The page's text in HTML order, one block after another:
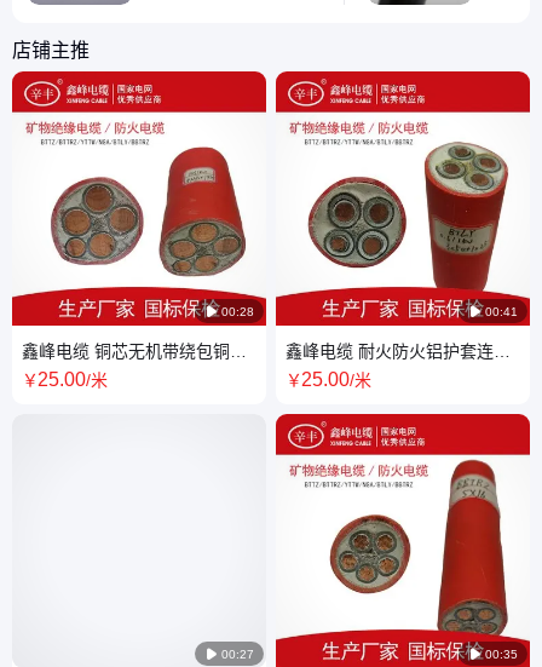
耐热、耐火性能，有效提
升了整个商业中心的电气
安全等级。定制化的服务
更满足了商业中心复杂的
电力系统需求，保障了商
业活动的连续性和顾
中依然
确保了
定性和
供了更
境。
店铺主推
 00:28
鑫峰电缆 铜芯无机带绕包铜护
套柔性防火矿物绝缘电缆
￥25.00/米
 00:27
 00:41
鑫峰电缆 耐火防火铝护套连续
挤包矿物绝缘电缆3x50 1x25
￥25.00/米
 00:35